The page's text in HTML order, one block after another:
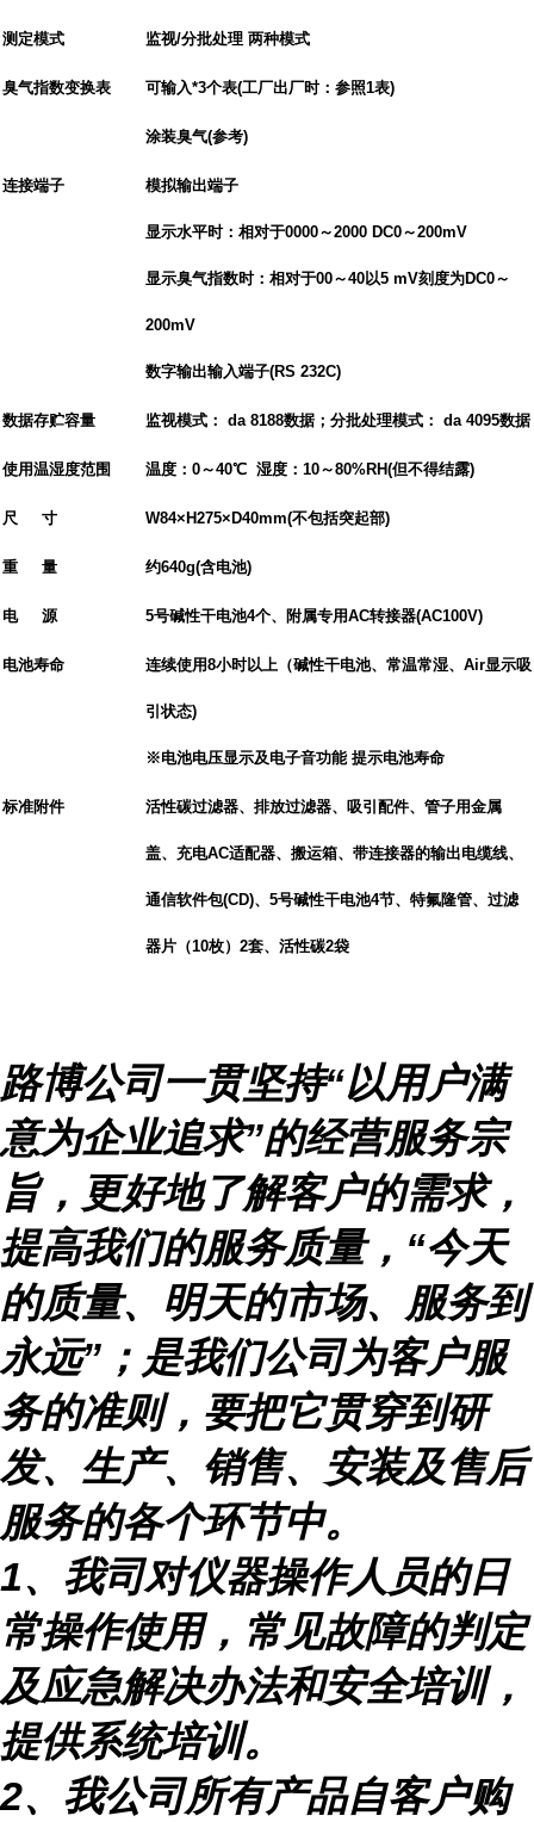
测定模式 监视/分批处理 两种模式
臭气指数变换表 可输入*3个表(工厂出厂时：参照1表)
涂装臭气(参考)
连接端子 模拟输出端子
显示水平时：相对于0000～2000 DC0～200mV
显示臭气指数时：相对于00～40以5 mV刻度为DC0～
200mV
数字输出输入端子(RS 232C)
数据存贮容量 监视模式： da 8188数据；分批处理模式： da 4095数据
使用温湿度范围 温度： 0～40℃ 湿度： 10～80%RH(但不得结露)
尺 寸 W84× H275× D40mm(不包括突起部)
重 量 约640g(含电池)
电 源 5号碱性干电池4个、附属专用AC转接器(AC100V)
电池寿命 连续使用8小时以上（碱性干电池、常温常湿、 Air显示吸
引状态)
※电池电压显示及电子音功能 提示电池寿命
标准附件 活性碳过滤器、排放过滤器、吸引配件、管子用金属
盖、充电AC适配器、搬运箱、带连接器的输出电缆线、
通信软件包(CD)、 5号碱性干电池4节、特氟隆管、过滤
器片（10枚） 2套、活性碳2袋
路博公司一贯坚持“以用户满
意为企业追求”的经营服务宗
旨，更好地了解客户的需求，
提高我们的服务质量， “今天
的质量、明天的市场、服务到
永远” ；是我们公司为客户服
务的准则，要把它贯穿到研
发、生产、销售、安装及售后
服务的各个环节中。
1、我司对仪器操作人员的日
常操作使用，常见故障的判定
及应急解决办法和安全培训，
提供系统培训。
2、我公司所有产品自客户购